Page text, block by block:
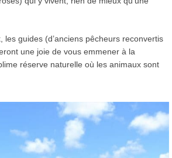
les guides (d’anciens pêcheurs reconvertis
une joie de vous emmener à la
réserve naturelle où les animaux sont